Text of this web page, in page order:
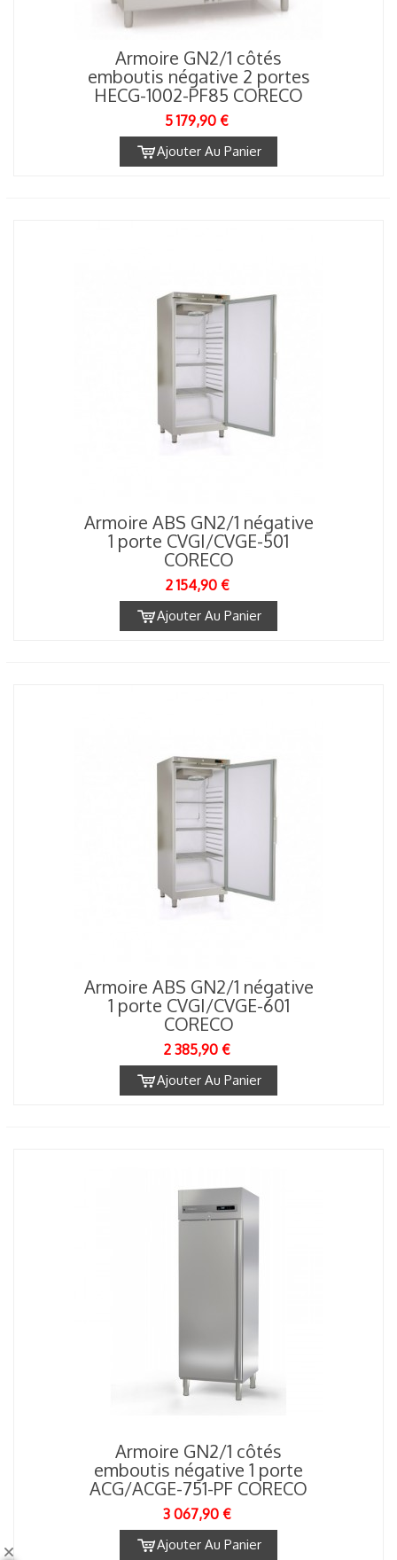
Armoire GN2/1 côtés
emboutis négative 2 portes
HECG-1002-PF85 CORECO
5 179,90 €
Ajouter Au Panier
Armoire ABS GN2/1 négative
1 porte CVGI/CVGE-501
CORECO
2 154,90 €
Ajouter Au Panier
Armoire ABS GN2/1 négative
1 porte CVGI/CVGE-601
CORECO
2 385,90 €
Ajouter Au Panier
Armoire GN2/1 côtés
emboutis négative 1 porte
ACG/ACGE-751-PF CORECO
3 067,90 €
Ajouter Au Panier